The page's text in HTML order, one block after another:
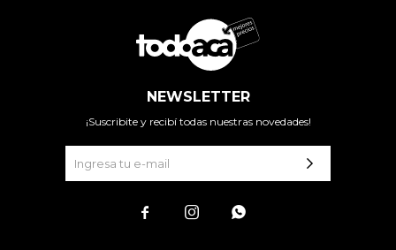
NEWSLETTER
¡Suscribite y recibí todas nuestras novedades!
  